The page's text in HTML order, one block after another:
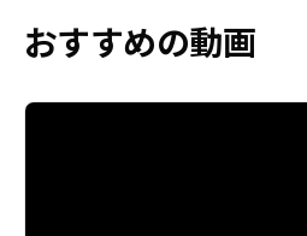
おすすめの動画